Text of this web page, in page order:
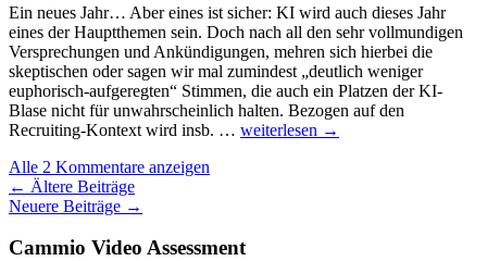
gute
Ein neues Jahr… Aber eines ist sicher: KI wird auch dieses Jahr
eines der Hauptthemen sein. Doch nach all den sehr vollmundigen
Versprechungen und Ankündigungen, mehren sich hierbei die
skeptischen oder sagen wir mal zumindest „deutlich weniger
euphorisch-aufgeregten“ Stimmen, die auch ein Platzen der KI-
Blase nicht für unwahrscheinlich halten. Bezogen auf den
Recruiting-Kontext wird insb. … GEO
die
weiterlesen →
Alle 2 Kommentare anzeigen
Beitragsnavigation
← Ältere Beiträge
Neuere Beiträge →
Cammio Video Assessment